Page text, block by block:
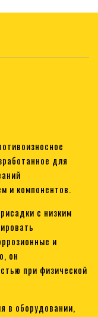
для
и компонентов.
с низким
и
он
при физической
в оборудовании,